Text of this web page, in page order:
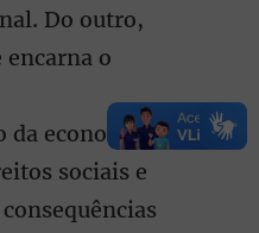
Do outro,
encarna o
da economia e
sociais e